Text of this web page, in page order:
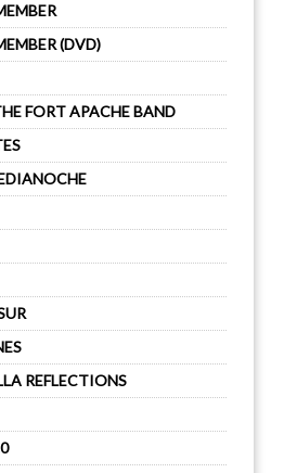
(DVD)
FORT APACHE BAND
REFLECTIONS